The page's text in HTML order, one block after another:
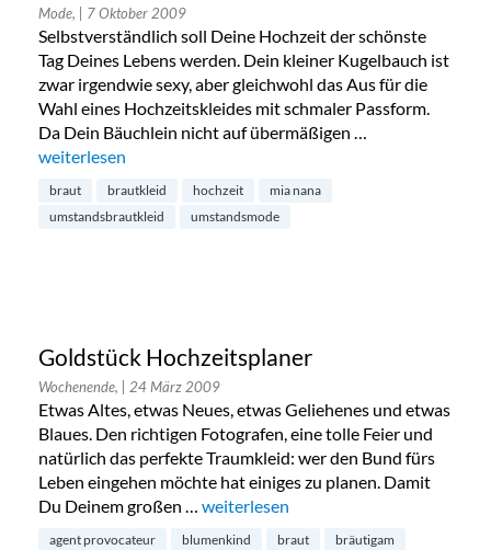
Mode, | 7 Oktober 2009
Selbstverständlich soll Deine Hochzeit der schönste
Tag Deines Lebens werden. Dein kleiner Kugelbauch ist
zwar irgendwie sexy, aber gleichwohl das Aus für die
Wahl eines Hochzeitskleides mit schmaler Passform.
Da Dein Bäuchlein nicht auf übermäßigen …
„Festliche Umstandsmode und Brautkleider“
weiterlesen
braut brautkleid hochzeit
mia nana
umstandsbrautkleid
umstandsmode
Goldstück Hochzeitsplaner
Wochenende, | 24 März 2009
Etwas Altes, etwas Neues, etwas Geliehenes und etwas
Blaues. Den richtigen Fotografen, eine tolle Feier und
natürlich das perfekte Traumkleid: wer den Bund fürs
Leben eingehen möchte hat einiges zu planen. Damit
Du Deinem großen … „Goldstück Hochzeitsplaner“
weiterlesen
agent provocateur blumenkind braut
bräutigam